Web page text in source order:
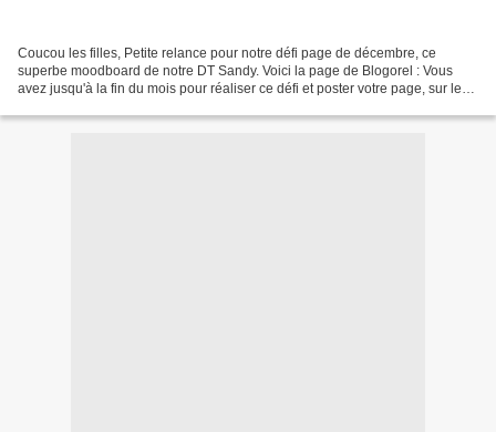
Coucou les filles, Petite relance pour notre défi page de décembre, ce
superbe moodboard de notre DT Sandy. Voici la page de Blogorel : Vous
avez jusqu'à la fin du mois pour réaliser ce défi et poster votre page, sur le